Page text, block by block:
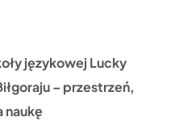
językowej Lucky
– przestrzeń,
naukę